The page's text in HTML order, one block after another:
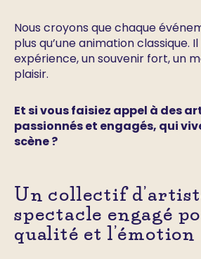
Nous croyons que chaque
plus qu’une animation classique.
expérience, un souvenir fort, un
plaisir.
Et si vous faisiez appel à des
passionnés et engagés, qui
scène ?
Un collectif
spectacle engagé
qualité et l’émotion